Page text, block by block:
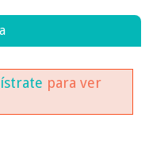
para ver